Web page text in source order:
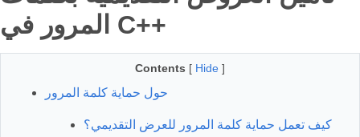
المرور في C++
Contents [ Hide ]
حول حماية كلمة المرور
كيف تعمل حماية كلمة المرور للعرض التقديمي؟